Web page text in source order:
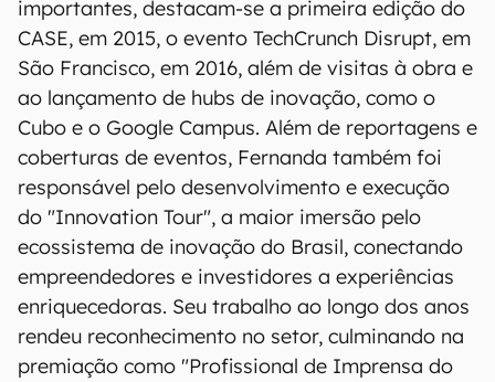
importantes, destacam-se a primeira edição do
CASE, em 2015, o evento TechCrunch Disrupt, em
São Francisco, em 2016, além de visitas à obra e
ao lançamento de hubs de inovação, como o
Cubo e o Google Campus. Além de reportagens e
coberturas de eventos, Fernanda também foi
responsável pelo desenvolvimento e execução
do "Innovation Tour", a maior imersão pelo
ecossistema de inovação do Brasil, conectando
empreendedores e investidores a experiências
enriquecedoras. Seu trabalho ao longo dos anos
rendeu reconhecimento no setor, culminando na
premiação como "Profissional de Imprensa do